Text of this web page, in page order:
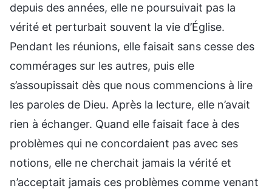
depuis des années, elle ne poursuivait pas la
vérité et perturbait souvent la vie d’Église.
Pendant les réunions, elle faisait sans cesse des
commérages sur les autres, puis elle
s’assoupissait dès que nous commencions à lire
les paroles de Dieu. Après la lecture, elle n’avait
rien à échanger. Quand elle faisait face à des
problèmes qui ne concordaient pas avec ses
notions, elle ne cherchait jamais la vérité et
n’acceptait jamais ces problèmes comme venant